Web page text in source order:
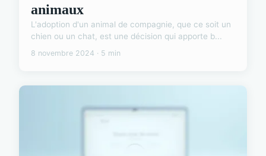
animaux
L'adoption d'un animal de compagnie, que ce soit un
chien ou un chat, est une décision qui apporte b...
8 novembre 2024 · 5 min